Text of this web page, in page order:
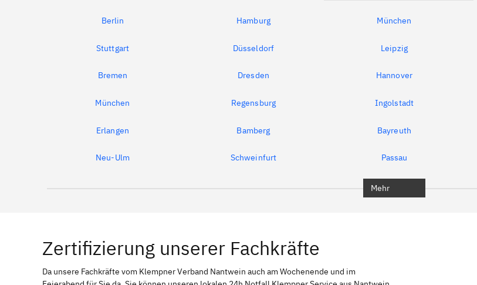
Berlin Hamburg München
Stuttgart Düsseldorf Leipzig
Bremen Dresden Hannover
München Regensburg Ingolstadt
Erlangen Bamberg Bayreuth
Neu-Ulm Schweinfurt Passau
Mehr
Zertifizierung unserer Fachkräfte
Da unsere Fachkräfte vom Klempner Verband Nantwein auch am Wochenende und im